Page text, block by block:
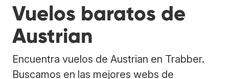
Vuelos baratos de
Austrian
Encuentra vuelos de Austrian en Trabber.
Buscamos en las mejores webs de